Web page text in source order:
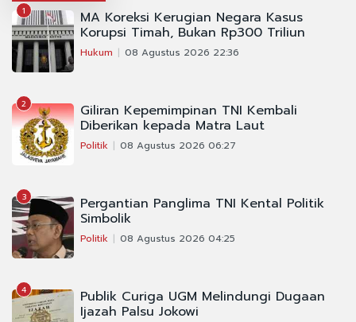
1 MA Koreksi Kerugian Negara Kasus
Korupsi Timah, Bukan Rp300 Triliun
Hukum 08 Agustus 2026 22:36
2 Giliran Kepemimpinan TNI Kembali
Diberikan kepada Matra Laut
Politik 08 Agustus 2026 06:27
3 Pergantian Panglima TNI Kental Politik
Simbolik
Politik 08 Agustus 2026 04:25
4 Publik Curiga UGM Melindungi Dugaan
Ijazah Palsu Jokowi